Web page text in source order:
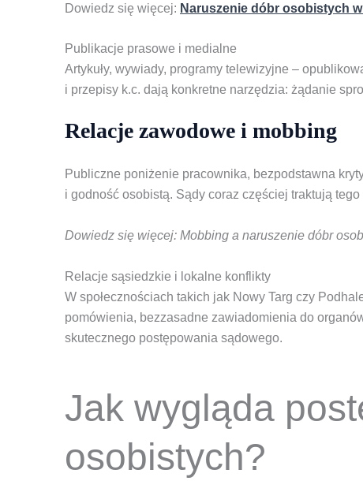
Dowiedz się więcej: Naruszenie dóbr osobistych
Publikacje prasowe i medialne
Artykuły, wywiady, programy telewizyjne –
i przepisy k.c. dają konkretne narzędzia: żądanie
Relacje zawodowe i mobbing
Publiczne poniżenie pracownika, bezpodstawna
i godność osobistą. Sądy coraz częściej traktują
Dowiedz się więcej: Mobbing a naruszenie dóbr
Relacje sąsiedzkie i lokalne konflikty
W społecznościach takich jak Nowy Targ czy
pomówienia, bezzasadne zawiadomienia do
skutecznego postępowania sądowego.
Jak wygląda
osobistych?